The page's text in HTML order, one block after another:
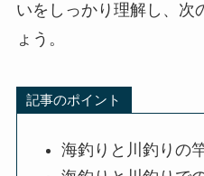
いをしっかり理解し、次
ょう。
記事のポイント
海釣りと川釣りの